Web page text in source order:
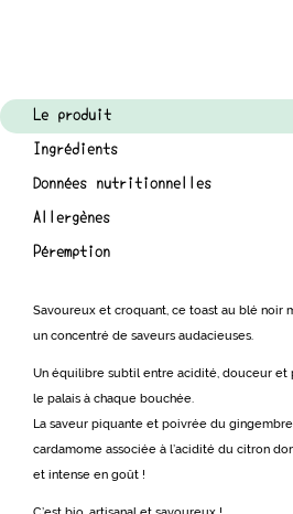
Le produit
Ingrédients
Données nutritionnelles
Allergènes
Péremption
Savoureux et croquant, ce toast au blé noir
un concentré de saveurs audacieuses.
Un équilibre subtil entre acidité, douceur et
le palais à chaque bouchée.
La saveur piquante et poivrée du
cardamome associée à l’acidité du citron
et intense en goût !